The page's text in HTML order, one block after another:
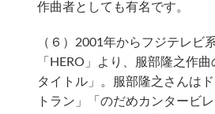
作曲者としても有名です。
（６）2001年からフジテレビ
「HERO」より、服部隆之作
タイトル」。服部隆之さんは
トラン」「のだめカンタービ